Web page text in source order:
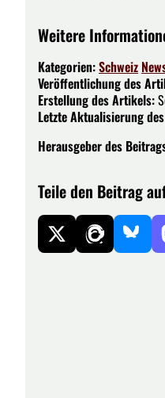
Weitere
Kategorien:Schweiz
Veröffentlichung des
Erstellung des Artikels:
Letzte Aktualisierung
Herausgeber des
Teile den Beitrag